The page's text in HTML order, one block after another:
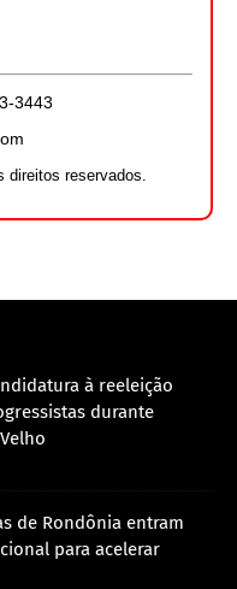
3443
direitos reservados.
à reeleição
durante
de Rondônia entram
para acelerar